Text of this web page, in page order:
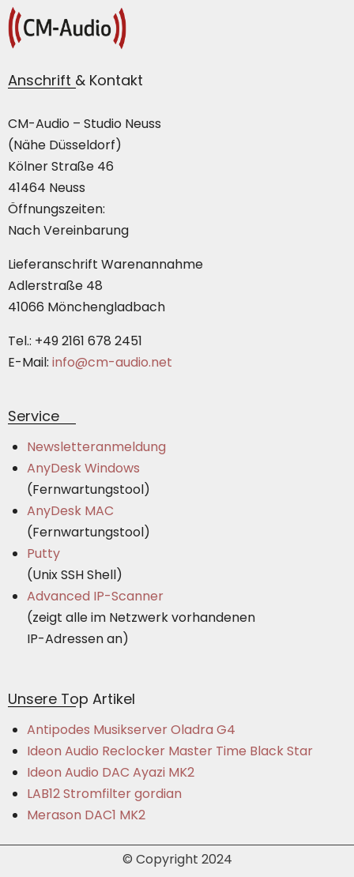
Anschrift & Kontakt
CM-Audio – Studio Neuss
(Nähe Düsseldorf)
Kölner Straße 46
41464 Neuss
Öffnungszeiten:
Nach Vereinbarung
Lieferanschrift Warenannahme
Adlerstraße 48
41066 Mönchengladbach
Tel.: +49 2161 678 2451
E-Mail: info@cm-audio.net
Service
Newsletteranmeldung
AnyDesk Windows
(Fernwartungstool)
AnyDesk MAC
(Fernwartungstool)
Putty
(Unix SSH Shell)
Advanced IP-Scanner
(zeigt alle im Netzwerk vorhandenen
IP-Adressen an)
Unsere Top Artikel
Antipodes Musikserver Oladra G4
Ideon Audio Reclocker Master Time Black Star
Ideon Audio DAC Ayazi MK2
LAB12 Stromfilter gordian
Merason DAC1 MK2
© Copyright 2024